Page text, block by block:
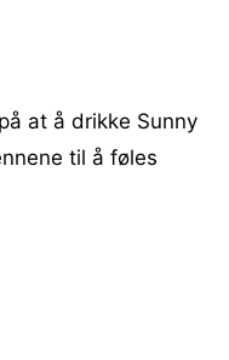
at å drikke Sunny
til å føles